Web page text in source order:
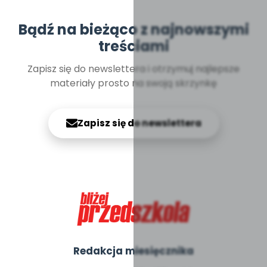
Bądź na bieżąco z najnowszymi
treściami
Zapisz się do newslettera i otrzymuj najlepsze
materiały prosto na swoją skrzynkę
Zapisz się do newslettera
Redakcja miesięcznika